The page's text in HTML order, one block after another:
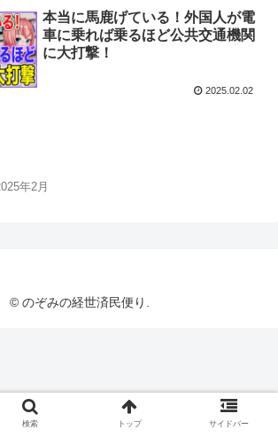
本当に馬鹿げている！外国人が電
車に乗れば乗るほど公共交通機関
に大打撃！
2025.02.02
年2月
© のぞみの経世済民便り.
検索 トップ サイドバー